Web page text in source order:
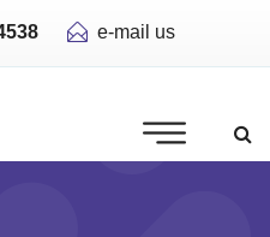
e-mail us